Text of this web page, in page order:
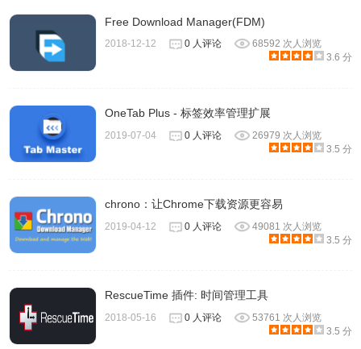
Free Download Manager(FDM)
2018-12-12 0 人评论
68592 次人浏览
3.6 分
OneTab Plus - 标签效率管理扩展
2019-07-04 0 人评论
26979 次人浏览
3.5 分
chrono：让Chrome下载资源更容易
2019-04-12 0 人评论
49081 次人浏览
3.5 分
RescueTime 插件: 时间管理工具
2018-05-16 0 人评论
53761 次人浏览
3.5 分